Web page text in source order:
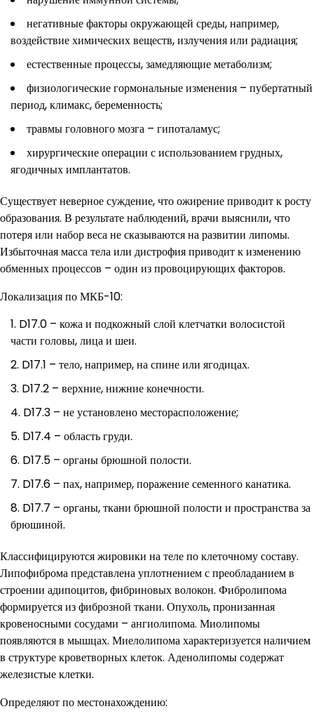
негативные факторы окружающей среды, например,
воздействие химических веществ, излучения или радиация;
естественные процессы, замедляющие метаболизм;
физиологические гормональные изменения – пубертатный
период, климакс, беременность;
травмы головного мозга – гипоталамус;
хирургические операции с использованием грудных,
ягодичных имплантатов.
Существует неверное суждение, что ожирение приводит к росту
образования. В результате наблюдений, врачи выяснили, что
потеря или набор веса не сказываются на развитии липомы.
Избыточная масса тела или дистрофия приводит к изменению
обменных процессов – один из провоцирующих факторов.
Локализация по МКБ-10:
D17.0 – кожа и подкожный слой клетчатки волосистой
части головы, лица и шеи.
D17.1 – тело, например, на спине или ягодицах.
D17.2 – верхние, нижние конечности.
D17.3 – не установлено месторасположение;
D17.4 – область груди.
D17.5 – органы брюшной полости.
D17.6 – пах, например, поражение семенного канатика.
D17.7 – органы, ткани брюшной полости и пространства за
брюшиной.
Классифицируются жировики на теле по клеточному составу.
Липофиброма представлена уплотнением с преобладанием в
строении адипоцитов, фибриновых волокон. Фибролипома
формируется из фиброзной ткани. Опухоль, пронизанная
кровеносными сосудами – ангиолипома. Миолипомы
появляются в мышцах. Миелолипома характеризуется наличием
в структуре кроветворных клеток. Аденолипомы содержат
железистые клетки.
Определяют по местонахождению: